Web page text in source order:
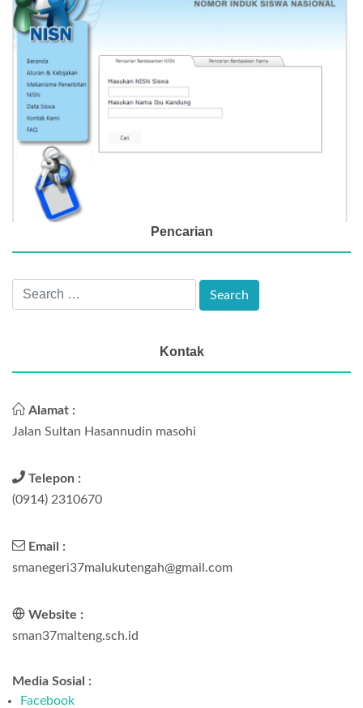
Pencarian
Kontak
Alamat :
Jalan Sultan Hasannudin masohi
Telepon :
(0914) 2310670
Email :
smanegeri37malukutengah@gmail.com
Website :
sman37malteng.sch.id
Media Sosial :
Facebook